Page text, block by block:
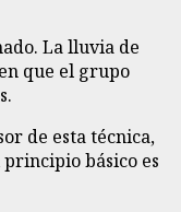
La lluvia de
que el grupo
de esta técnica,
básico es